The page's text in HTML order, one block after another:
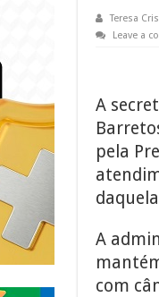
Teresa
Leave a
A
pela
A
com